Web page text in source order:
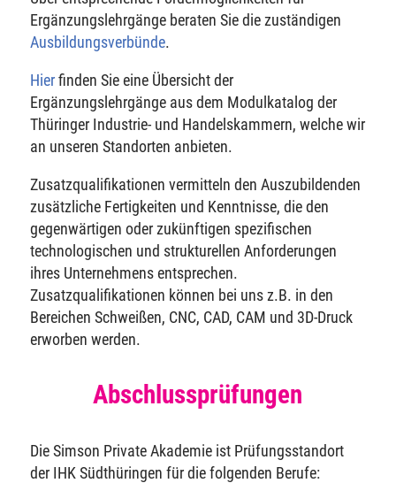
Ergänzungslehrgänge beraten Sie die zuständigen
Ausbildungsverbünde.
Hierfinden Sie eine Übersicht der
Ergänzungslehrgänge aus dem Modulkatalog der
Thüringer Industrie- und Handelskammern, welche wir
an unseren Standorten anbieten.
Zusatzqualifikationen vermitteln den Auszubildenden
zusätzliche Fertigkeiten und Kenntnisse, die den
gegenwärtigen oder zukünftigen spezifischen
technologischen und strukturellen Anforderungen
ihres Unternehmens entsprechen.
Zusatzqualifikationen können bei uns z.B. in den
Bereichen Schweißen, CNC, CAD, CAM und 3D-Druck
erworben werden.
Abschlussprüfungen
Die Simson Private Akademie ist Prüfungsstandort
der IHK Südthüringen für die folgenden Berufe: